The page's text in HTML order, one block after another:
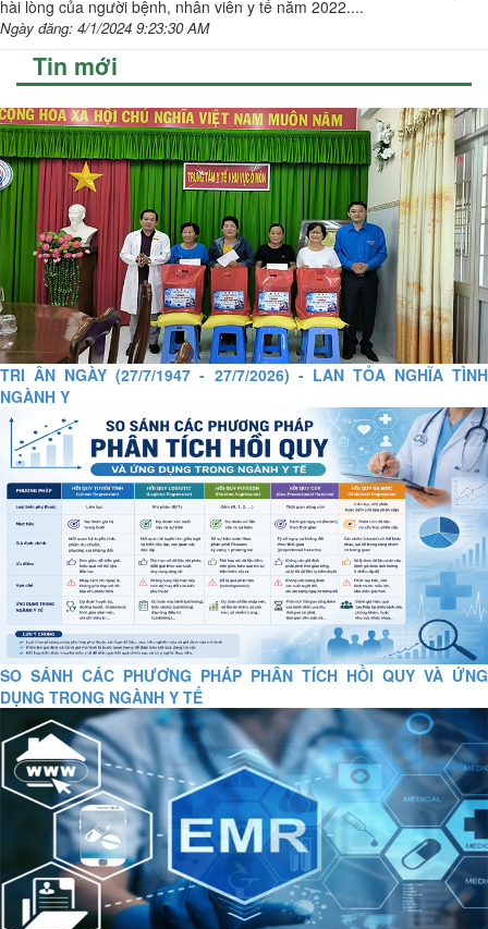
hài lòng của người bệnh, nhân viên y tế năm 2022....
Ngày đăng: 4/1/2024 9:23:30 AM
Tin mới
TRI ÂN NGÀY (27/7/1947 - 27/7/2026) - LAN TỎA NGHĨA TÌNH
NGÀNH Y
SO SÁNH CÁC PHƯƠNG PHÁP PHÂN TÍCH HỒI QUY VÀ ỨNG
DỤNG TRONG NGÀNH Y TẾ